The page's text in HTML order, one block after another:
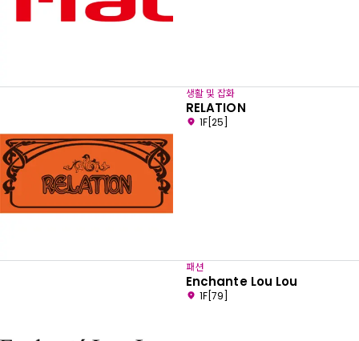
생활 및 잡화
RELATION
1F[25]
패션
Enchante Lou Lou
1F[79]